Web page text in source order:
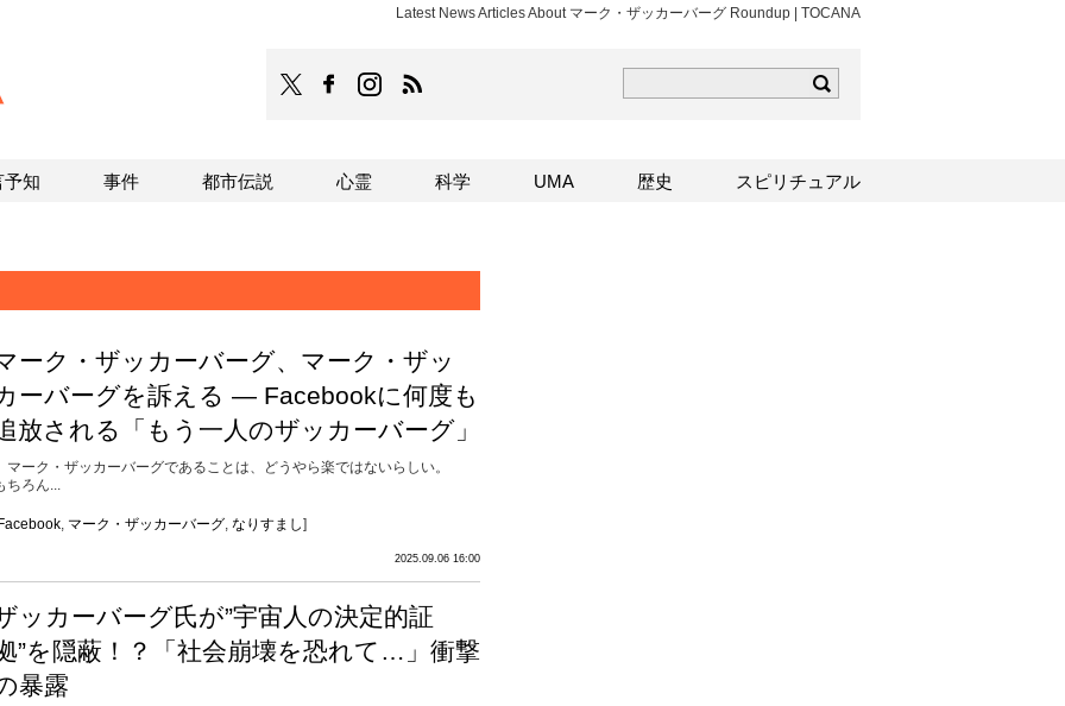
Latest News Articles About マーク・ザッカーバーグ Roundup | TOCANA
TOCANAのFacebookはこちら
TOCANAのinstagramはこちら
ーク・ザッカーバーグ、マーク・ザッ
ーバーグを訴える ― Facebookに何度も
放される「もう一人のザッカーバーグ」
ーク・ザッカーバーグであることは、どうやら楽ではないらしい。
ちろん...
, マーク・ザッカーバーグ, なりすまし]
2025.09.06 16:00
ッカーバーグ氏が”宇宙人の決定的証
”を隠蔽！？「社会崩壊を恐れて…」衝撃
暴露
予知 事件 都市伝説 心霊 科学 UMA 歴史 スピリチュアル